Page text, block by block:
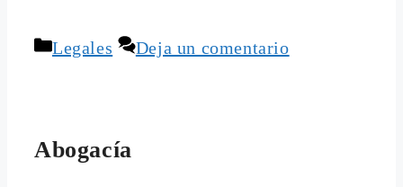
Categorías
Legales Deja un comentario
Abogacía